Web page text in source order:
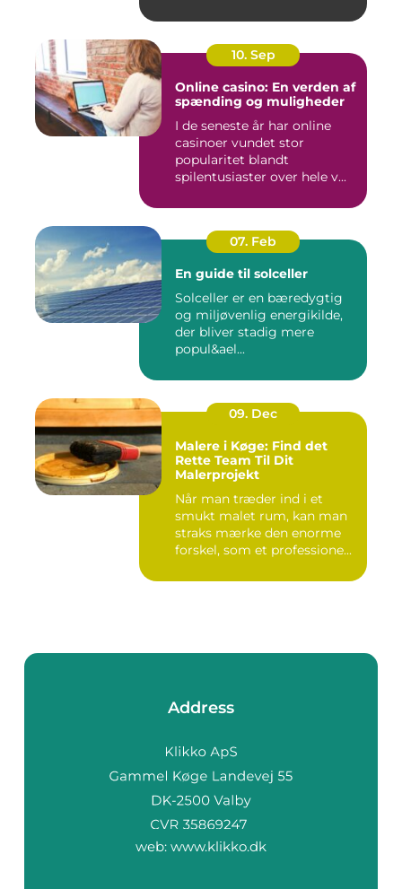
10. Sep
Online casino: En verden af
spænding og muligheder
I de seneste år har online
casinoer vundet stor
popularitet blandt
spilentusiaster over hele v...
07. Feb
En guide til solceller
Solceller er en bæredygtig
og miljøvenlig energikilde,
der bliver stadig mere
popul&ael...
09. Dec
Malere i Køge: Find det
Rette Team Til Dit
Malerprojekt
Når man træder ind i et
smukt malet rum, kan man
straks mærke den enorme
forskel, som et professione...
Address
web: www.klikko.dk